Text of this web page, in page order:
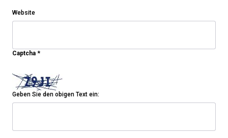
Website
Captcha *
Geben Sie den obigen Text ein: